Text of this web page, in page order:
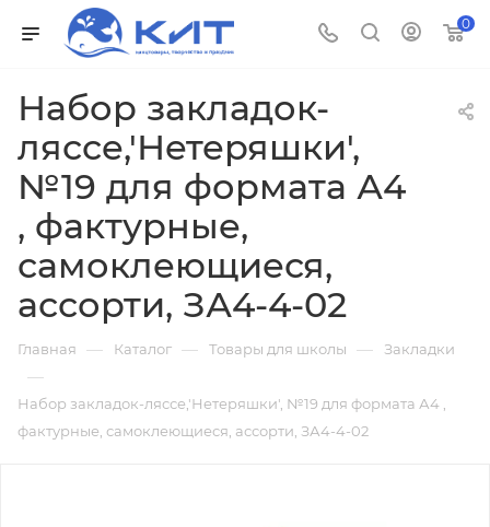
0
Набор закладок-
ляссе,'Нетеряшки',
№19 для формата А4
, фактурные,
самоклеющиеся,
ассорти, ЗА4-4-02
Главная — Каталог — Товары для школы — Закладки
—
Набор закладок-ляссе,'Нетеряшки', №19 для формата А4 ,
фактурные, самоклеющиеся, ассорти, ЗА4-4-02